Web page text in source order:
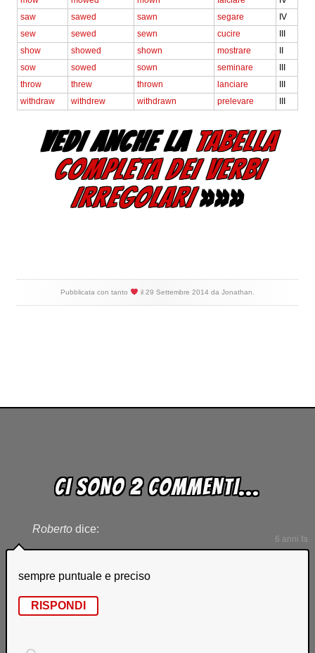
saw
sawed sawn segare
IV
sew
sewed sewn cucire
show
showed shown mostrare
sow
sowed sown seminare
throw
threw thrown lanciare
withdraw
withdrew withdrawn prelevare
VEDI ANCHE LATABELLA
COMPLETA DEI VERBI
IRREGOLARI»»»
Pubblicata con tanto il 29 Settembre 2014 da Jonathan
CI SONO 2 COMMENTI...
Roberto dice:
6 anni fa
sempre puntuale e preciso
RISPONDI